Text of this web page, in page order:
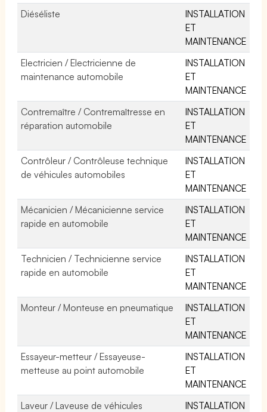
Diéséliste
INSTALLATION
ET
MAINTENANCE
Electricien / Electricienne de
maintenance automobile
INSTALLATION
ET
MAINTENANCE
Contremaître / Contremaîtresse en
réparation automobile
INSTALLATION
ET
MAINTENANCE
Contrôleur / Contrôleuse technique
de véhicules automobiles
INSTALLATION
ET
MAINTENANCE
Mécanicien / Mécanicienne service
rapide en automobile
INSTALLATION
ET
MAINTENANCE
Technicien / Technicienne service
rapide en automobile
INSTALLATION
ET
MAINTENANCE
Monteur / Monteuse en pneumatique
INSTALLATION
ET
MAINTENANCE
Essayeur-metteur / Essayeuse-
metteuse au point automobile
INSTALLATION
ET
MAINTENANCE
Laveur / Laveuse de véhicules
INSTALLATION